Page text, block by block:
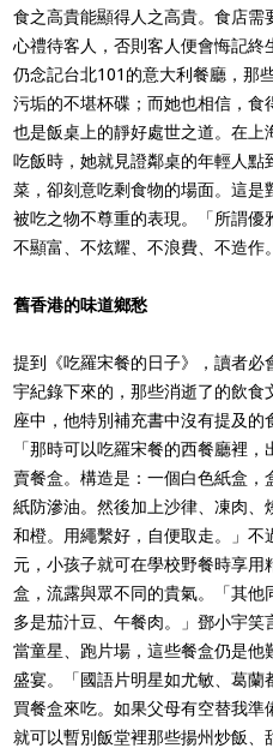
食之高貴能顯得人之高貴。食店需
心禮待客人，否則客人便會悔記終
仍念記台北101的意大利餐廳，那
污垢的不堪杯碟；而她也相信，食
也是飯桌上的靜好處世之道。在上
吃飯時，她就見證鄰桌的年輕人點
菜，卻刻意吃剩食物的場面。這是
被吃之物不尊重的表現。「所謂優
不顯富、不炫耀、不浪費、不造作
舊香港的味道鄉愁
提到《吃羅宋餐的日子》，讀者必
宇紀錄下來的，那些消逝了的飲食
座中，他特別補充書中沒有提及的
「那時可以吃羅宋餐的西餐廳裡，
賣餐盒。構造是：一個白色紙盒，
紙防滲油。然後加上沙律、凍肉、
和橙。用繩繫好，自便取走。」不
元，小孩子就可在學校野餐時享用
盒，流露與眾不同的貴氣。「其他
多是茄汁豆、午餐肉。」鄧小宇笑
當童星、跑片場，這些餐盒仍是他
盛宴。「國語片明星如尤敏、葛蘭
買餐盒來吃。如果父母有空替我準
就可以暫別飯堂裡那些揚州炒飯、